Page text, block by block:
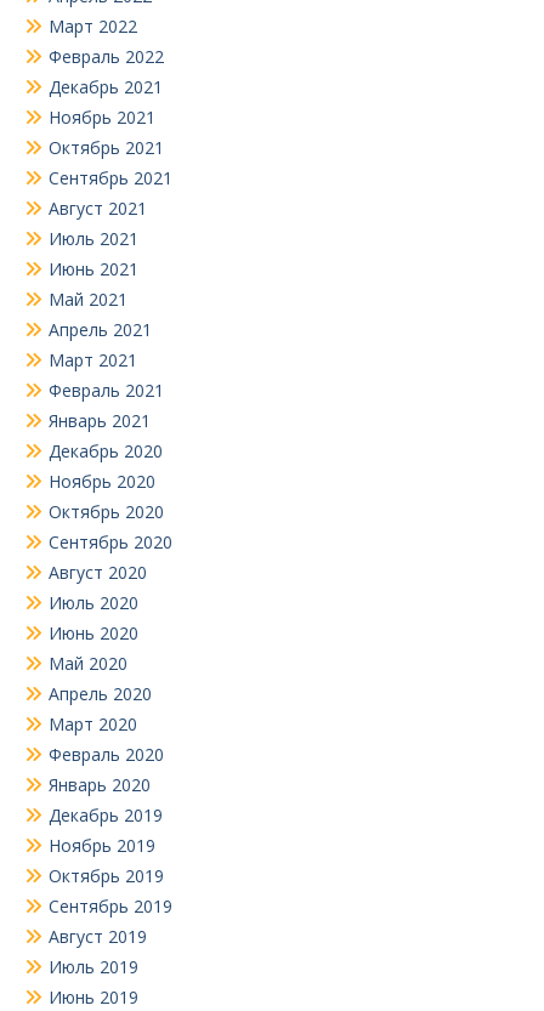
Март 2022
Февраль 2022
Декабрь 2021
Ноябрь 2021
Октябрь 2021
Сентябрь 2021
Август 2021
Июль 2021
Июнь 2021
Май 2021
Апрель 2021
Март 2021
Февраль 2021
Январь 2021
Декабрь 2020
Ноябрь 2020
Октябрь 2020
Сентябрь 2020
Август 2020
Июль 2020
Июнь 2020
Май 2020
Апрель 2020
Март 2020
Февраль 2020
Январь 2020
Декабрь 2019
Ноябрь 2019
Октябрь 2019
Сентябрь 2019
Август 2019
Июль 2019
Июнь 2019